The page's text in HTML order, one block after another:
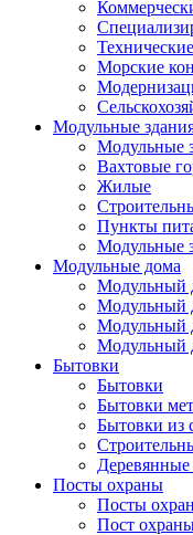
Морские
Модульные
Модульные
Вахтовые
Жилые
Пункты
Модульные
Модульные дома
Модульный
Модульный
Модульный
Модульный
Бытовки
Бытовки
Бытовки
Бытовки из
Посты охраны
Посты
Пост